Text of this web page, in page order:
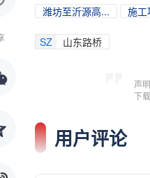
潍坊至沂源高... 施工
SZ 山东路桥
声
下
用户评论